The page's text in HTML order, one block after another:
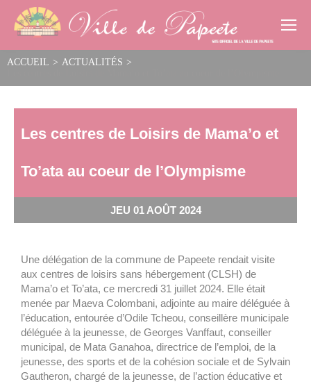
ACCUEIL > ACTUALITÉS >
Les centres de Loisirs de Mama’o et
To’ata au coeur de l’Olympisme
JEU 01 AOÛT 2024
Une délégation de la commune de Papeete rendait visite
aux centres de loisirs sans hébergement (CLSH) de
Mama’o et To’ata, ce mercredi 31 juillet 2024. Elle était
menée par Maeva Colombani, adjointe au maire déléguée à
l’éducation, entourée d’Odile Tcheou, conseillère municipale
déléguée à la jeunesse, de Georges Vanffaut, conseiller
municipal, de Mata Ganahoa, directrice de l’emploi, de la
jeunesse, des sports et de la cohésion sociale et de Sylvain
Gautheron, chargé de la jeunesse, de l’action éducative et
Cookies management panel